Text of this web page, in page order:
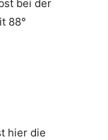
bei der
88°
hier die